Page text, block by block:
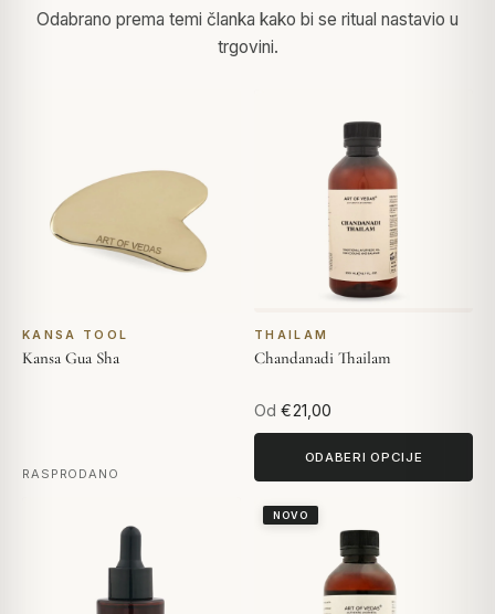
Odabrano prema temi članka kako bi se ritual nastavio u
trgovini.
KANSA TOOL
Kansa Gua Sha
RASPRODANO
THAILAM
Chandanadi Thailam
Od €21,00
ODABERI OPCIJE
NOVO